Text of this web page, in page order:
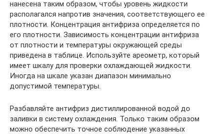
нанесена таким образом, чтобы уровень жидкости
располагался напротив значения, соответствующего ее
плотности. Концентрация антифриза определяется по
его плотности. Зависимость концентрации антифриза
от плотности и температуры окружающей среды
приведена в таблице. Используйте ареометр, который
имеет шкалу для проверки охлаждающей жидкости.
Иногда на шкале указан диапазон минимально
допустимой температуры.
Разбавляйте антифриз дистиллированной водой до
заливки в систему охлаждения. Только таким образом
можно обеспечить точное соблюдение указанных